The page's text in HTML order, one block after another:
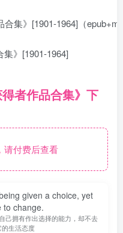
集》[1901-1964]
得者作品合集》下
付费后查看
given a choice, yet
to change.
己拥有作出选择的能力，却不去
生活态度